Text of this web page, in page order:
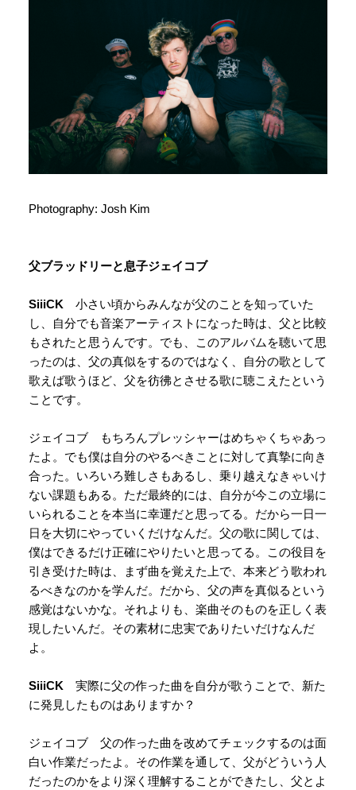
Photography: Josh Kim
父ブラッドリーと息子ジェイコブ
SiiiCK 小さい頃からみんなが父のことを知っていた
し、自分でも音楽アーティストになった時は、父と比較
もされたと思うんです。でも、このアルバムを聴いて思
ったのは、父の真似をするのではなく、自分の歌として
歌えば歌うほど、父を彷彿とさせる歌に聴こえたという
ことです。
ジェイコブ もちろんプレッシャーはめちゃくちゃあっ
たよ。でも僕は自分のやるべきことに対して真摯に向き
合った。いろいろ難しさもあるし、乗り越えなきゃいけ
ない課題もある。ただ最終的には、自分が今この立場に
いられることを本当に幸運だと思ってる。だから一日一
日を大切にやっていくだけなんだ。父の歌に関しては、
僕はできるだけ正確にやりたいと思ってる。この役目を
引き受けた時は、まず曲を覚えた上で、本来どう歌われ
るべきなのかを学んだ。だから、父の声を真似るという
感覚はないかな。それよりも、楽曲そのものを正しく表
現したいんだ。その素材に忠実でありたいだけなんだ
よ。
SiiiCK 実際に父の作った曲を自分が歌うことで、新た
に発見したものはありますか？
ジェイコブ 父の作った曲を改めてチェックするのは面
白い作業だったよ。その作業を通して、父がどういう人
だったのかをより深く理解することができたし、父とよ